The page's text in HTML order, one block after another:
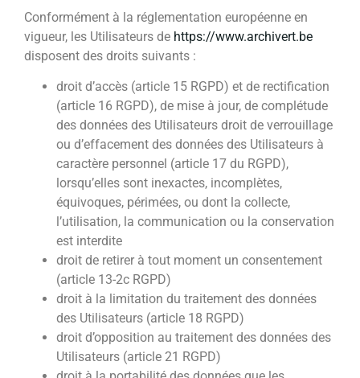
Conformément à la réglementation européenne en
vigueur, les Utilisateurs de https://www.archivert.be
disposent des droits suivants :
droit d’accès (article 15 RGPD) et de rectification
(article 16 RGPD), de mise à jour, de complétude
des données des Utilisateurs droit de verrouillage
ou d’effacement des données des Utilisateurs à
caractère personnel (article 17 du RGPD),
lorsqu’elles sont inexactes, incomplètes,
équivoques, périmées, ou dont la collecte,
l’utilisation, la communication ou la conservation
est interdite
droit de retirer à tout moment un consentement
(article 13-2c RGPD)
droit à la limitation du traitement des données
des Utilisateurs (article 18 RGPD)
droit d’opposition au traitement des données des
Utilisateurs (article 21 RGPD)